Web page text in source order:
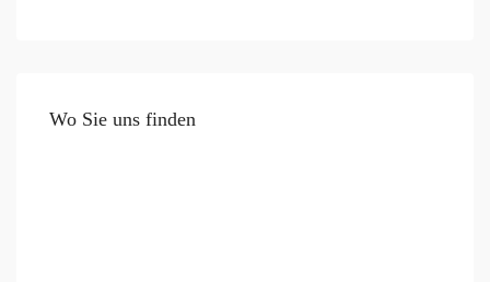
Wo Sie uns finden